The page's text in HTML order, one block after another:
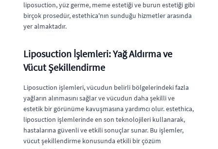
liposuction, yüz germe, meme estetiği ve burun estetiği gibi
birçok prosedür, estethica'nın sunduğu hizmetler arasında
yer almaktadır.
Liposuction İşlemleri: Yağ Aldırma ve
Vücut Şekillendirme
Liposuction işlemleri, vücudun belirli bölgelerindeki fazla
yağların alınmasını sağlar ve vücudun daha şekilli ve
estetik bir görünüme kavuşmasına yardımcı olur. estethica,
liposuction işlemlerinde en son teknolojileri kullanarak,
hastalarına güvenli ve etkili sonuçlar sunar. Bu işlemler,
vücut şekillendirme konusunda etkili bir çözüm